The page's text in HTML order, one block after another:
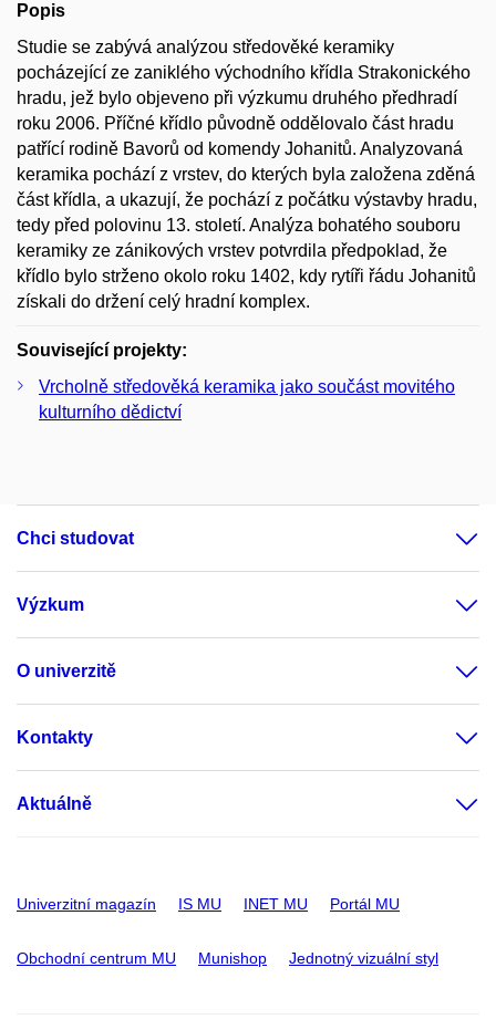
Popis
Studie se zabývá analýzou středověké keramiky
pocházející ze zaniklého východního křídla Strakonického
hradu, jež bylo objeveno při výzkumu druhého předhradí
roku 2006. Příčné křídlo původně oddělovalo část hradu
patřící rodině Bavorů od komendy Johanitů. Analyzovaná
keramika pochází z vrstev, do kterých byla založena zděná
část křídla, a ukazují, že pochází z počátku výstavby hradu,
tedy před polovinu 13. století. Analýza bohatého souboru
keramiky ze zánikových vrstev potvrdila předpoklad, že
křídlo bylo strženo okolo roku 1402, kdy rytíři řádu Johanitů
získali do držení celý hradní komplex.
Související projekty:
Vrcholně středověká keramika jako součást movitého
kulturního dědictví
Chci studovat
Výzkum
O univerzitě
Kontakty
Aktuálně
Univerzitní magazín IS MU INET MU Portál MU
Obchodní centrum MU Munishop Jednotný vizuální styl